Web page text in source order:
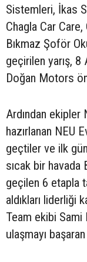
Sistemleri, İkas
Chagla Car
Bıkmaz Şoför
geçirilen yarış,
Doğan Motors
Ardından ekipler
hazırlanan NEU
geçtiler ve ilk
sıcak bir
geçilen 6 etapla
aldıkları liderliği
Team ekibi
ulaşmayı